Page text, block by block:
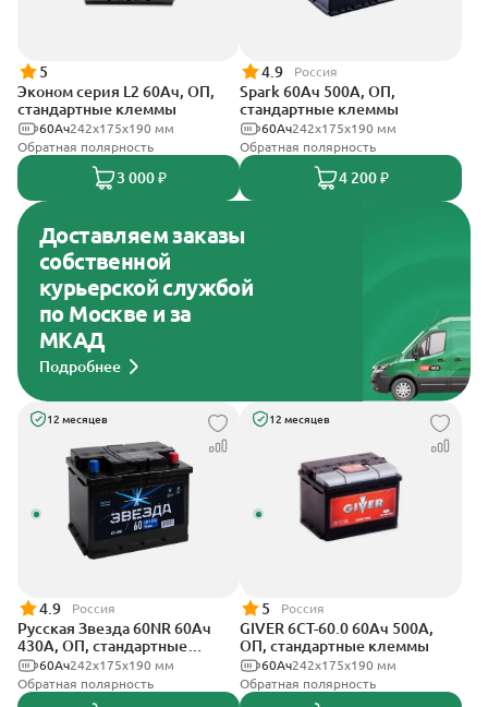
5
Эконом серия L2 60Ач, ОП,
стандартные клеммы
242х175х190 мм
60Ач
Обратная полярность
3 000 ₽
4.9 Россия
Spark 60Ач 500А, ОП,
стандартные клеммы
242х175х190 мм
60Ач
Обратная полярность
4 200 ₽
Доставляем заказы
собственной
курьерской службой
по Москве и за
МКАД
Подробнее
12 месяцев
4.9 Россия
Русская Звезда 60NR 60Ач
430А, ОП, стандартные
клеммы242x175x190 мм
60Ач
Обратная полярность
12 месяцев
5 Россия
GIVER 6СТ-60.0 60Ач 500А,
ОП, стандартные клеммы
242х175х190 мм
60Ач
Обратная полярность